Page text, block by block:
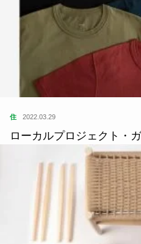
住 2022.03.29
ローカルプロジェクト・